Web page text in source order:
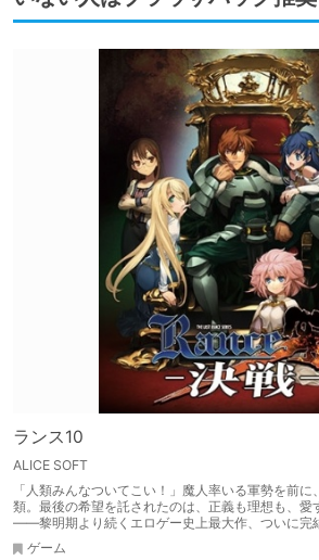
ランス10
ALICE SOFT
「人類みんなついてこい！」魔人率いる軍勢を前
類。最後の希望を託されたのは、正義も理想も、愛
――黎明期より続くエロゲー史上最大作、ついに完
ゲーム